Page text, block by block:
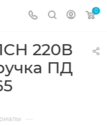
0
220В
ПД
—